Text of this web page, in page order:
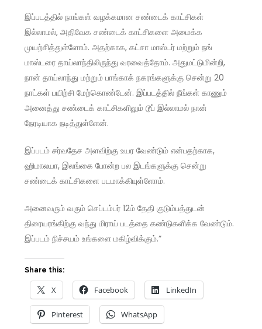
இப்படத்தில் நாங்கள் வழக்கமான சண்டைக் காட்சிகள்
இல்லாமல், அதிவேக சண்டைக் காட்சிகளை அமைக்க
முயற்சித்துள்ளோம். அதற்காக, கட்சா மாஸ்டர் மற்றும் நங்
மாஸ்டரை தாய்லாந்திலிருந்து வரவைத்தோம். அதுமட்டுமின்றி,
நான் தாய்லாந்து மற்றும் பாங்காக் நகரங்களுக்கு சென்று 20
நாட்கள் பயிற்சி மேற்கொண்டேன். இப்படத்தில் நீங்கள் காணும்
அனைத்து சண்டைக் காட்சிகளிலும் டூப் இல்லாமல் நான்
நேரடியாக நடித்துள்ளேன்.
இப்படம் சர்வதேச அளவிற்கு உயர வேண்டும் என்பதற்காக,
ஹிமாலயா, இலங்கை போன்ற பல இடங்களுக்கு சென்று
சண்டைக் காட்சிகளை படமாக்கியுள்ளோம்.
அனைவரும் வரும் செப்டம்பர் 12ம் தேதி குடும்பத்துடன்
திரையரங்கிற்கு வந்து மிராய் படத்தை கண்டுகளிக்க வேண்டும்.
இப்படம் நிச்சயம் உங்களை மகிழ்விக்கும்.”
Share this:
X Facebook LinkedIn
Pinterest WhatsApp